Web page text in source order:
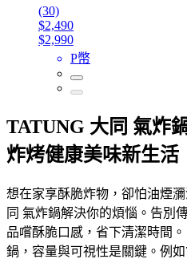
(30)
$2,490
$2,990
P幣
TATUNG 大同 氣炸
炸烤健康美味新生活
想在家享酥脆炸物，卻怕油煙
同 氣炸鍋解決你的煩惱。告別
品嚐酥脆口感，省下清潔時間
鍋，容量與可視性是關鍵。例